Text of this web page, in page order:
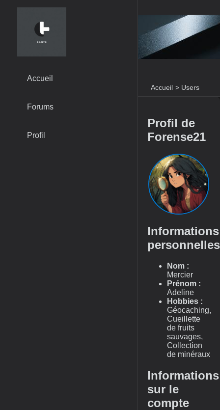
Accueil > Users
Accueil
Forums
Profil
Profil de
Forense21
Informations
personnelles
Nom :
Mercier
Prénom :
Adeline
Hobbies :
Géocaching,
Cueillette
de fruits
sauvages,
Collection
de minéraux
Informations
sur le
compte